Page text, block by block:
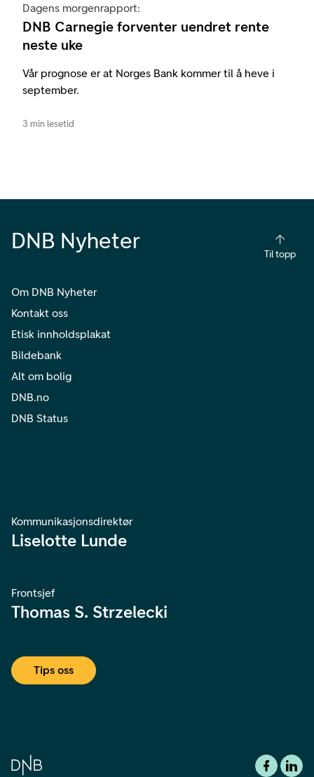
Dagens morgenrapport:
DNB Carnegie forventer uendret rente
neste uke
Vår prognose er at Norges Bank kommer til å heve i
september.
3 min lesetid
DNB Nyheter
Til topp
Om DNB Nyheter
Kontakt oss
Etisk innholdsplakat
Bildebank
Alt om bolig
DNB.no
DNB Status
Kommunikasjonsdirektør
Liselotte Lunde
Frontsjef
Thomas S. Strzelecki
Tips oss